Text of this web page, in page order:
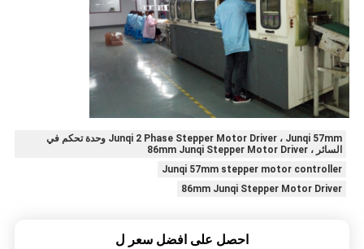
Junqi 2 Phase Stepper Motor Driver ، Junqi 57mm وحدة تحكم في
السائر ، 86mm Junqi Stepper Motor Driver
Junqi 57mm stepper motor controller
86mm Junqi Stepper Motor Driver
احصل على افضل سعر ل